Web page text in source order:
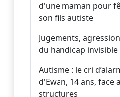
d'une maman pour
son fils autiste
Jugements,
du handicap invisible
Autisme : le cri
d'Ewan, 14 ans, face
structures